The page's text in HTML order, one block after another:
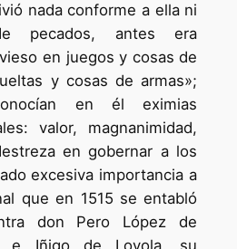
nada conforme a ella ni
pecados, antes era
en juegos y cosas de
y cosas de armas»;
en él eximias
valor, magnanimidad,
en gobernar a los
excesiva importancia a
que en 1515 se entabló
don Pero López de